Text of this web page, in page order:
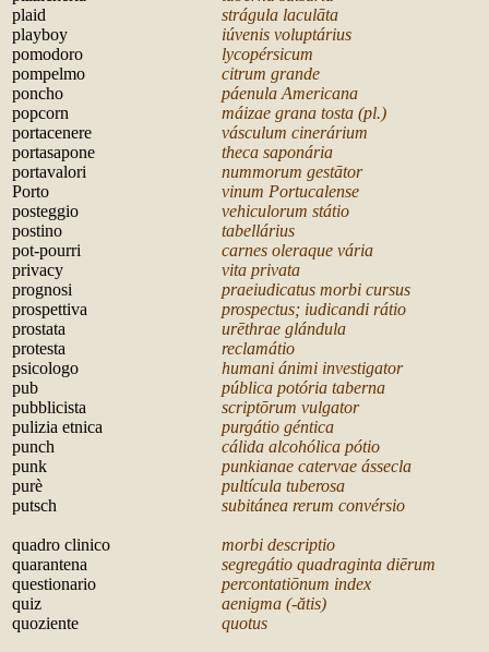
plaid
strágula laculāta
playboy
iúvenis voluptárius
pomodoro
lycopérsicum
pompelmo
citrum grande
poncho
páenula Americana
popcorn
máizae grana tosta (pl.)
portacenere
vásculum cinerárium
portasapone
theca saponária
portavalori
nummorum gestātor
Porto
vinum Portucalense
posteggio
vehiculorum státio
postino
tabellárius
pot-pourri
carnes oleraque vária
privacy
vita privata
prognosi
praeiudicatus morbi cursus
prospettiva
prospectus; iudicandi rátio
prostata
urēthrae glándula
protesta
reclamátio
psicologo
humani ánimi investigator
pub
pública potória taberna
pubblicista
scriptōrum vulgator
pulizia etnica
purgátio géntica
punch
cálida alcohólica pótio
punk
punkianae catervae ássecla
purè
pultícula tuberosa
putsch
subitánea rerum convérsio
quadro clinico
morbi descriptio
quarantena
segregátio quadraginta diērum
questionario
percontatiōnum index
quiz
aenigma (-ătis)
quoziente
quotus